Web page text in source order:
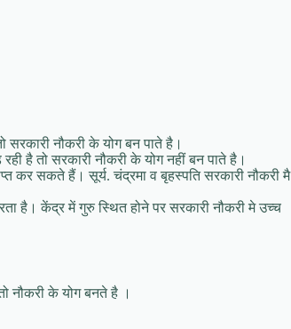
सरकारी नौकरी के योग बन पाते है।
है तो सरकारी नौकरी के योग नहीं बन पाते है।
कर सकते हैं। सूर्य. चंद्रमा व बृहस्पति सरकारी नौकरी मै
है। केंद्र में गुरु स्थित होने पर सरकारी नौकरी मे उच्च
नौकरी के योग बनते है ।